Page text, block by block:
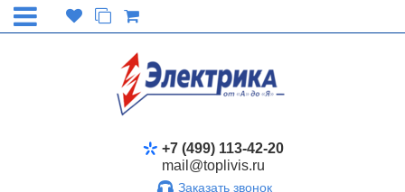
+7 (499) 113-42-20
mail@toplivis.ru
Заказать звонок